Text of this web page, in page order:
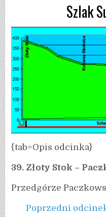
Szlak
{tab=Opis odcinka}
39. Złoty Stok –
Przedgórze
Poprzedni